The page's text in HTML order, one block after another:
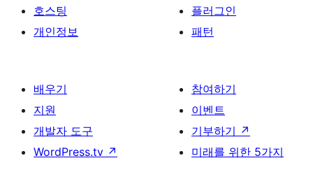
호스팅
개인정보
플러그인
패턴
배우기
지원
개발자 도구
WordPress.tv ↗
참여하기
이벤트
기부하기 ↗
미래를 위한 5가지